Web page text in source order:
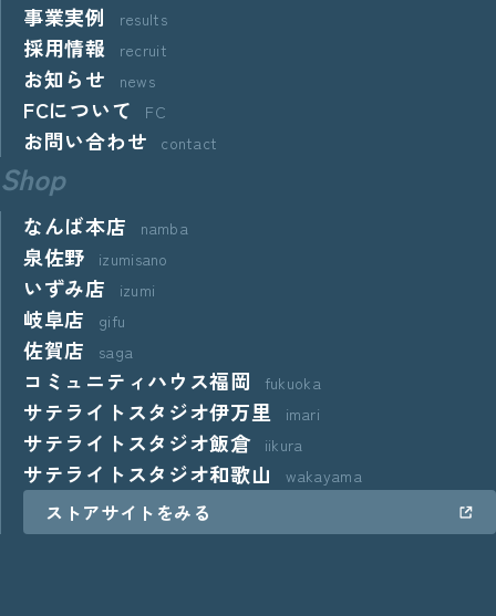
事業実例 results
採用情報 recruit
お知らせ news
FCについて FC
お問い合わせ contact
Shop
なんば本店 namba
泉佐野 izumisano
いずみ店 izumi
岐阜店 gifu
佐賀店 saga
コミュニティハウス福岡 fukuoka
サテライトスタジオ伊万里 imari
サテライトスタジオ飯倉 iikura
サテライトスタジオ和歌山 wakayama
ストアサイトをみる